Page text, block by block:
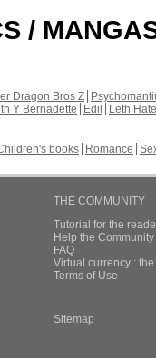
/
Dragon Bros Z
Y Bernadette Edil
Leth Hate
books Romance
THE COMMUNITY
Tutorial for the
Help the
FAQ
Virtual currency :
Terms of Use
Sitemap